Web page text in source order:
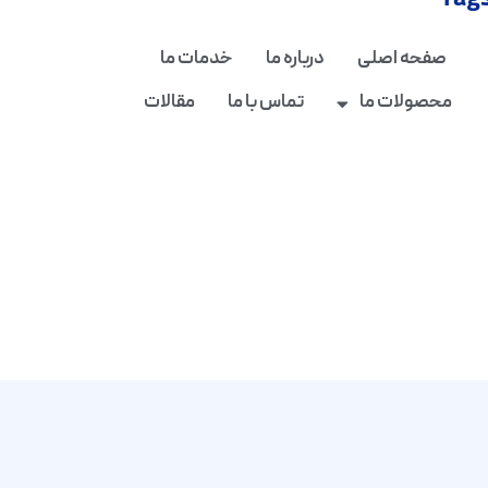
صفحه اصلی درباره ما
خدمات ما
محصولات ما
تماس با ما مقالات